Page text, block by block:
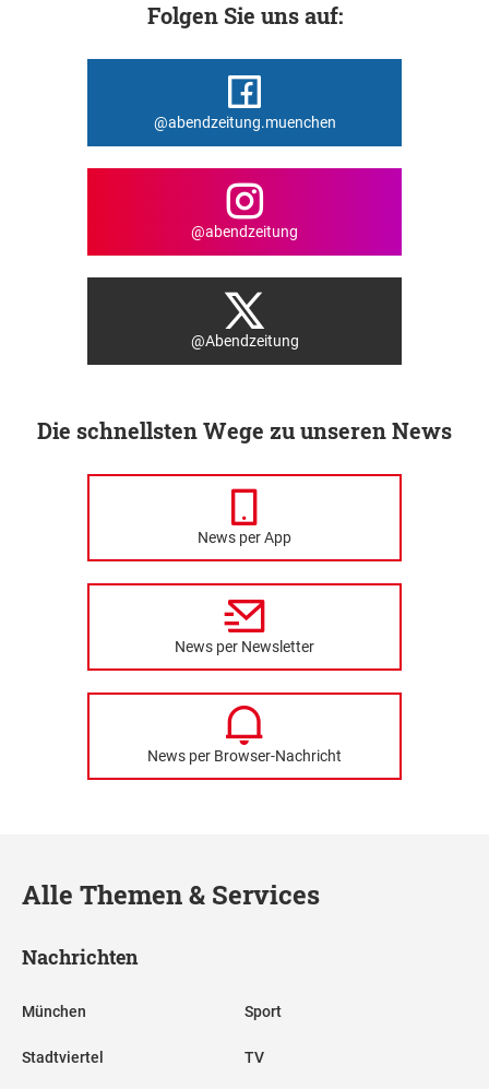
Folgen Sie uns auf:
@abendzeitung.muenchen
@abendzeitung
@Abendzeitung
Die schnellsten Wege zu unseren News
News per App
News per Newsletter
News per Browser-Nachricht
Alle Themen & Services
Nachrichten
München
Stadtviertel
Sport
TV